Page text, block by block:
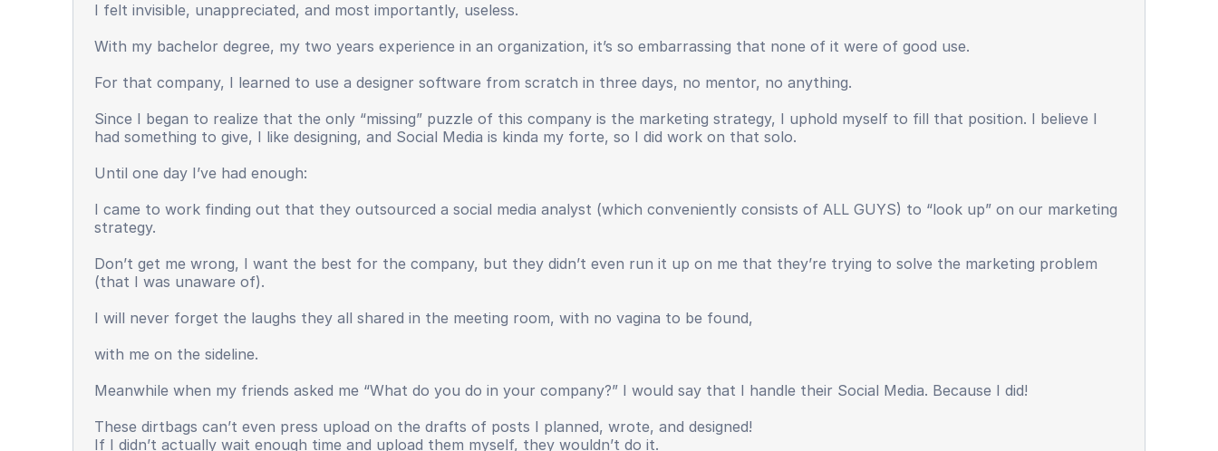
I felt invisible, unappreciated, and most importantly, useless.
With my bachelor degree, my two years experience in an organization, it’s so embarrassing that none of it were of good use.
For that company, I learned to use a designer software from scratch in three days, no mentor, no anything.
Since I began to realize that the only “missing” puzzle of this company is the marketing strategy, I uphold myself to fill that position. I believe I
had something to give, I like designing, and Social Media is kinda my forte, so I did work on that solo.
Until one day I’ve had enough:
I came to work finding out that they outsourced a social media analyst (which conveniently consists of ALL GUYS) to “look up” on our marketing
strategy.
Don’t get me wrong, I want the best for the company, but they didn’t even run it up on me that they’re trying to solve the marketing problem
(that I was unaware of).
I will never forget the laughs they all shared in the meeting room, with no vagina to be found,
with me on the sideline.
Meanwhile when my friends asked me “What do you do in your company?” I would say that I handle their Social Media. Because I did!
These dirtbags can’t even press upload on the drafts of posts I planned, wrote, and designed!
If I didn’t actually wait enough time and upload them myself, they wouldn’t do it.